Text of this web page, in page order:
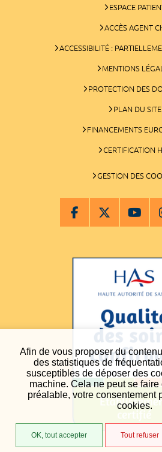
Afin de vous proposer du
des statistiques de
susceptibles de déposer des
machine. Cela ne peut se
préalable, votre consentement
cookies.
OK, tout accepter Tout refuser
ESPACE
ACCÈS AGENT
ACCESSIBILITÉ :
MENTIONS
PROTECTION DES
PLAN DU SITE
FINANCEMENTS
CERTIFICATION
GESTION DES